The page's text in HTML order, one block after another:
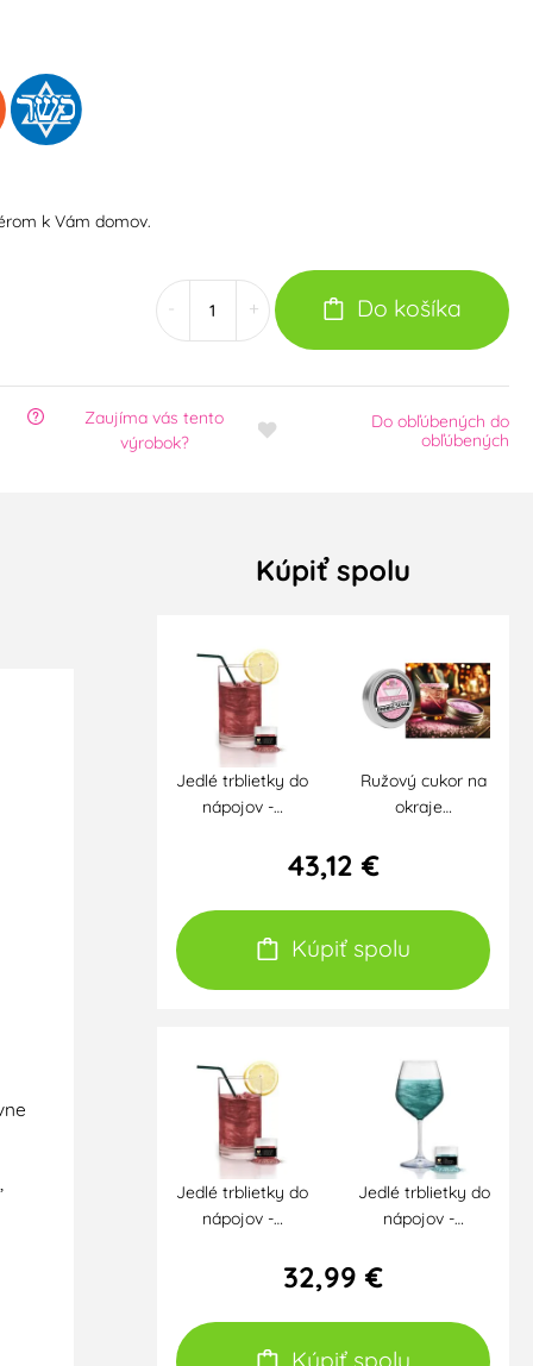
k Vám domov.
+ Do košíka
Zaujíma vás tento
výrobok?
Do obľúbených do
obľúbených
Kúpiť spolu
Jedlé trblietky do
nápojov -…
Ružový cukor na
okraje…
43,12 €
Kúpiť spolu
Jedlé trblietky do
nápojov -…
Jedlé trblietky do
nápojov -…
32,99 €
Kúpiť spolu